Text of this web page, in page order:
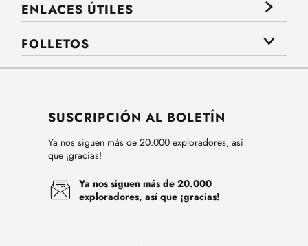
ENLACES ÚTILES
FOLLETOS
SUSCRIPCIÓN AL BOLETÍN
Ya nos siguen más de 20.000 exploradores, así
que ¡gracias!
Ya nos siguen más de 20.000
exploradores, así que ¡gracias!